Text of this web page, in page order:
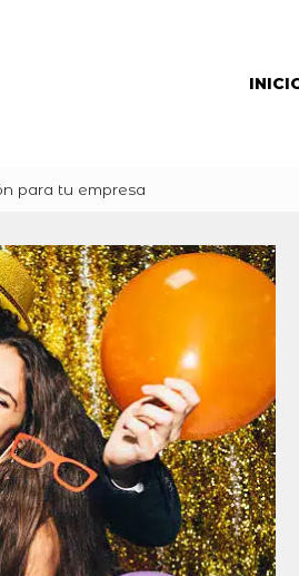
para tu empresa